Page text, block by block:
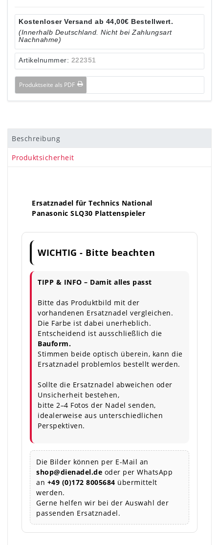
Kostenloser Versand ab 44,00€ Bestellwert.
(Innerhalb Deutschland. Nicht bei Zahlungsart
Nachnahme)
Artikelnummer: 222351
Produktseite als PDF
Beschreibung
Produktsicherheit
Ersatznadel für Technics National
Panasonic SLQ30 Plattenspieler
WICHTIG - Bitte beachten
TIPP & INFO – Damit alles passt
Bitte das Produktbild mit der
vorhandenen Ersatznadel vergleichen.
Die Farbe ist dabei unerheblich.
Entscheidend ist ausschließlich die
Bauform.
Stimmen beide optisch überein, kann die
Ersatznadel problemlos bestellt werden.
Sollte die Ersatznadel abweichen oder
Unsicherheit bestehen,
bitte 2–4 Fotos der Nadel senden,
idealerweise aus unterschiedlichen
Perspektiven.
Die Bilder können per E-Mail an
shop@dienadel.de oder per WhatsApp
an +49 (0)172 8005684 übermittelt
werden.
Gerne helfen wir bei der Auswahl der
passenden Ersatznadel.